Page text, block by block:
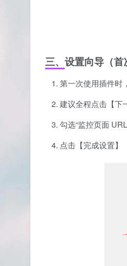
三、设置向导（首
第一次使用插件时
建议全程点击【下
勾选“监控页面
点击【完成设置】